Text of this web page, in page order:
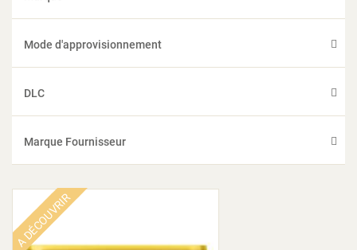
Mode d'approvisionnement
DLC
Marque Fournisseur
A DÉCOUVRIR